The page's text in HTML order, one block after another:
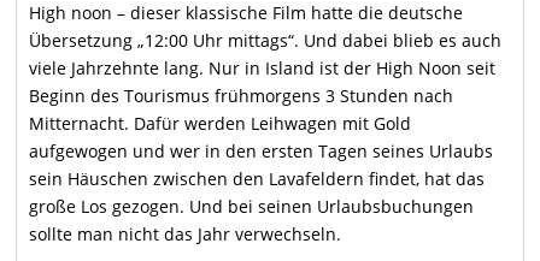
High noon – dieser klassische Film hatte die deutsche
Übersetzung „12:00 Uhr mittags“. Und dabei blieb es auch
viele Jahrzehnte lang. Nur in Island ist der High Noon seit
Beginn des Tourismus frühmorgens 3 Stunden nach
Mitternacht. Dafür werden Leihwagen mit Gold
aufgewogen und wer in den ersten Tagen seines Urlaubs
sein Häuschen zwischen den Lavafeldern findet, hat das
große Los gezogen. Und bei seinen Urlaubsbuchungen
sollte man nicht das Jahr verwechseln.